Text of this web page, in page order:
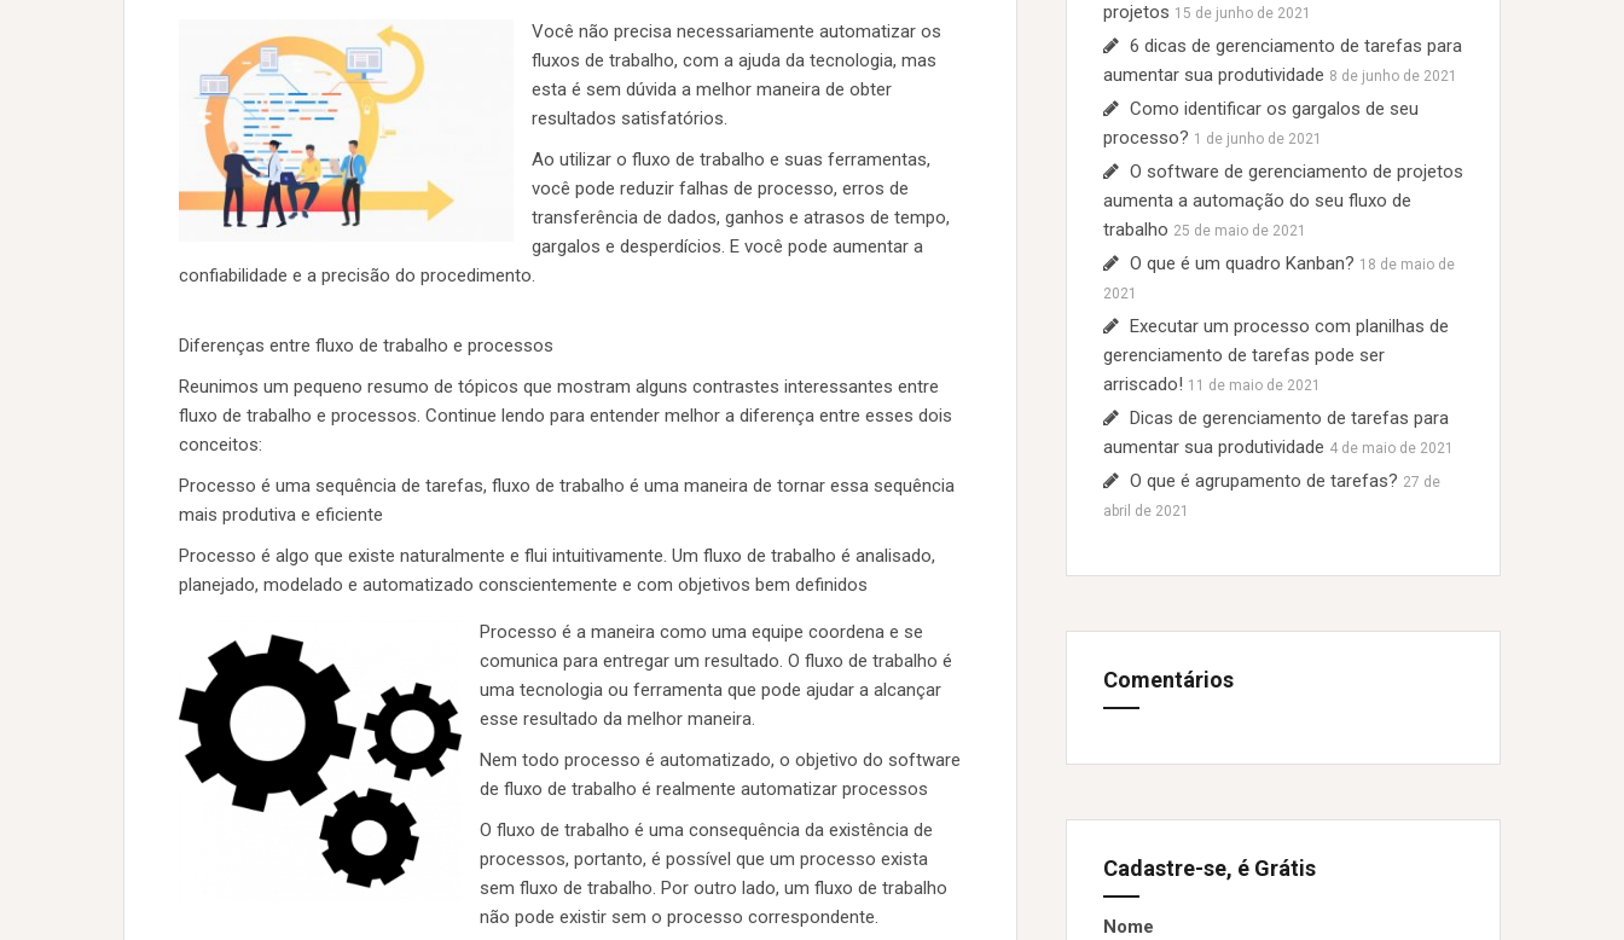
Você não precisa necessariamente automatizar os
fluxos de trabalho, com a ajuda da tecnologia, mas
esta é sem dúvida a melhor maneira de obter
resultados satisfatórios.
Ao utilizar o fluxo de trabalho e suas ferramentas,
você pode reduzir falhas de processo, erros de
transferência de dados, ganhos e atrasos de tempo,
gargalos e desperdícios. E você pode aumentar a
confiabilidade e a precisão do procedimento.
Diferenças entre fluxo de trabalho e processos
Reunimos um pequeno resumo de tópicos que mostram alguns contrastes interessantes entre
fluxo de trabalho e processos. Continue lendo para entender melhor a diferença entre esses dois
conceitos:
Processo é uma sequência de tarefas, fluxo de trabalho é uma maneira de tornar essa sequência
mais produtiva e eficiente
Processo é algo que existe naturalmente e flui intuitivamente. Um fluxo de trabalho é analisado,
planejado, modelado e automatizado conscientemente e com objetivos bem definidos
Processo é a maneira como uma equipe coordena e se
comunica para entregar um resultado. O fluxo de trabalho é
uma tecnologia ou ferramenta que pode ajudar a alcançar
esse resultado da melhor maneira.
Nem todo processo é automatizado, o objetivo do software
de fluxo de trabalho é realmente automatizar processos
O fluxo de trabalho é uma consequência da existência de
processos, portanto, é possível que um processo exista
sem fluxo de trabalho. Por outro lado, um fluxo de trabalho
não pode existir sem o processo correspondente.
projetos 15 de junho de 2021
6 dicas de gerenciamento de tarefas para
aumentar sua produtividade 8 de junho de 2021
Como identificar os gargalos de seu
processo? 1 de junho de 2021
O software de gerenciamento de projetos
aumenta a automação do seu fluxo de
trabalho 25 de maio de 2021
O que é um quadro Kanban? 18 de maio de
2021
Executar um processo com planilhas de
gerenciamento de tarefas pode ser
arriscado! 11 de maio de 2021
Dicas de gerenciamento de tarefas para
aumentar sua produtividade 4 de maio de 2021
O que é agrupamento de tarefas? 27 de
abril de 2021
Comentários
Cadastre-se, é Grátis
Nome